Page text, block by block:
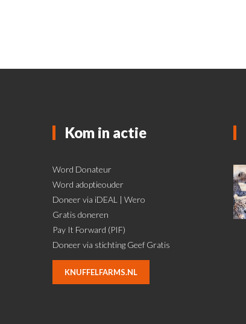
Kom in actie
Word Donateur
Word adoptieouder
Doneer via iDEAL | Wero
Gratis doneren
Pay It Forward (PIF)
Doneer via stichting Geef Gratis
KNUFFELFARMS.NL